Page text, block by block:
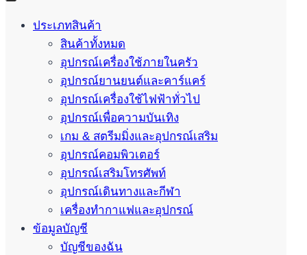
ประเภทสินค้า
สินค้าทั้งหมด
อุปกรณ์เครื่องใช้ภายในครัว
อุปกรณ์ยานยนต์และคาร์แคร์
อุปกรณ์เครื่องใช้ไฟฟ้าทั่วไป
อุปกรณ์เพื่อความบันเทิง
เกม & สตรีมมิ่งและอุปกรณ์เสริม
อุปกรณ์คอมพิวเตอร์
อุปกรณ์เสริมโทรศัพท์
อุปกรณ์เดินทางและกีฬา
เครื่องทำกาแฟและอุปกรณ์
ข้อมูลบัญชี
บัญชีของฉัน